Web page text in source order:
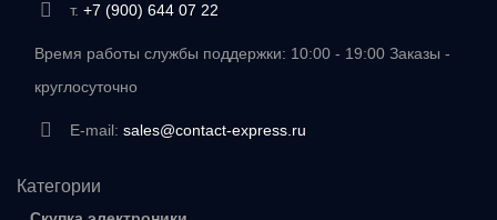
т. +7 (900) 644 07 22
Время работы службы поддержки: 10:00 - 19:00 Заказы -
круглосуточно
E-mail: sales@contact-express.ru
Категории